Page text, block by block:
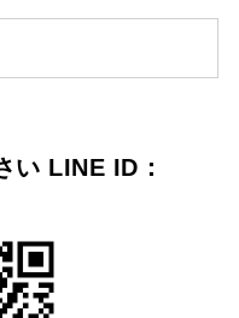
い LINE ID：